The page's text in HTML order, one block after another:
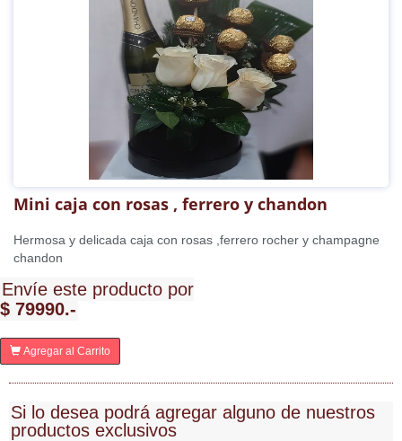
Mini caja con rosas , ferrero y chandon
Hermosa y delicada caja con rosas ,ferrero rocher y champagne
chandon
Envíe este producto por
$ 79990.-
Agregar al Carrito
Si lo desea podrá agregar alguno de nuestros
productos exclusivos